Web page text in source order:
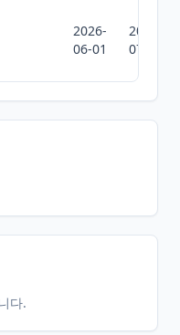
2026-
06-01
2026-
07-10
다.